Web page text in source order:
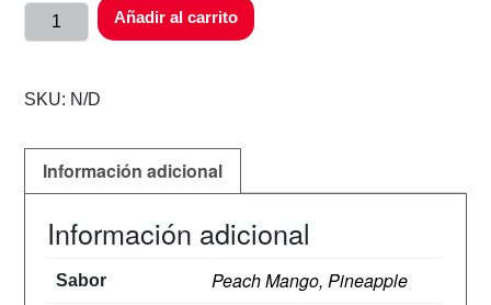
Añadir al carrito
SKU: N/D
Información adicional
Información adicional
Sabor Peach Mango, Pineapple